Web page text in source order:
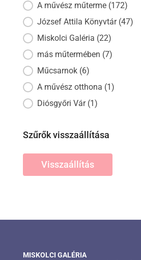
A művész műterme (172)
József Attila Könyvtár (47)
Miskolci Galéria (22)
más műtermében (7)
Műcsarnok (6)
A művész otthona (1)
Diósgyőri Vár (1)
Szűrők visszaállítása
Visszaállítás
MISKOLCI GALÉRIA